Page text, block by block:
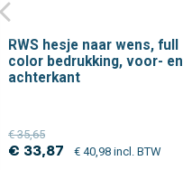
RWS hesje naar wens, full
color bedrukking, voor- en
achterkant
€ 35,65
€ 33,87 € 40,98 incl. BTW